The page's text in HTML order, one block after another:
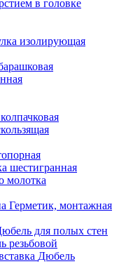
в головке
изолирующая
шестигранная
молотка
Герметик, монтажная
для полых стен
резьбовой
Дюбель